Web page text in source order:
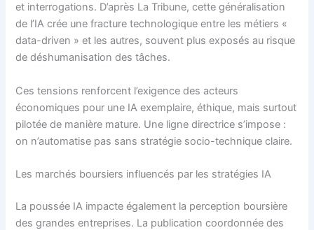
et interrogations. D’après La Tribune, cette généralisation
de l’IA crée une fracture technologique entre les métiers «
data-driven » et les autres, souvent plus exposés au risque
de déshumanisation des tâches.
Ces tensions renforcent l’exigence des acteurs
économiques pour une IA exemplaire, éthique, mais surtout
pilotée de manière mature. Une ligne directrice s’impose :
on n’automatise pas sans stratégie socio-technique claire.
Les marchés boursiers influencés par les stratégies IA
La poussée IA impacte également la perception boursière
des grandes entreprises. La publication coordonnée des